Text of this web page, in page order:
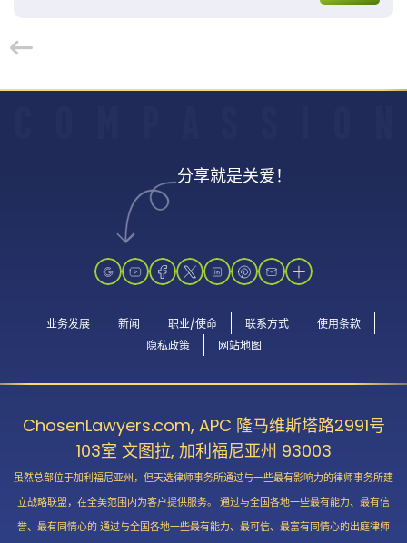
分享就是关爱！
业务发展 新闻 职业/使命 联系方式
使用条款
隐私政策
网站地图
ChosenLawyers.com, APC 隆马维斯塔路2991号
103室 文图拉, 加利福尼亚州 93003
虽然总部位于加利福尼亚州，但天选律师事务所通过与一些最有影响力的律师事务所建
立战略联盟，在全美范围内为客户提供服务。 通过与全国各地一些最有能力、最有信
誉、最有同情心的 通过与全国各地一些最有能力、最可信、最富有同情心的出庭律师